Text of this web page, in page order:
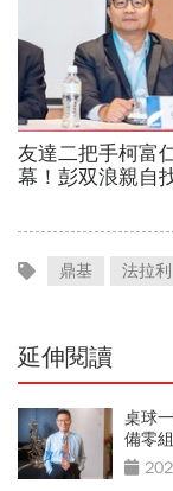
鼎基 法拉利
延伸閱讀
桌球
備零